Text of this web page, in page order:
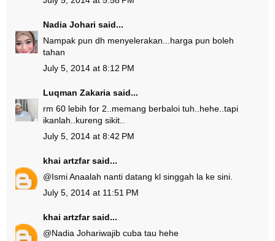
Nadia Johari said...
Nampak pun dh menyelerakan...harga pun boleh
tahan
July 5, 2014 at 8:12 PM
Luqman Zakaria said...
rm 60 lebih for 2..memang berbaloi tuh..hehe..tapi
ikanlah..kureng sikit..
July 5, 2014 at 8:42 PM
khai artzfarsaid...
@Ismi Anaalah nanti datang kl singgah la ke sini.
July 5, 2014 at 11:51 PM
khai artzfarsaid...
@Nadia Johariwajib cuba tau hehe